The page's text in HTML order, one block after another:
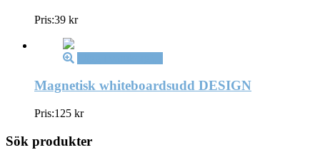
Pris:39 kr
Magnetisk whiteboardsudd DESIGN
Pris:125 kr
Sök produkter